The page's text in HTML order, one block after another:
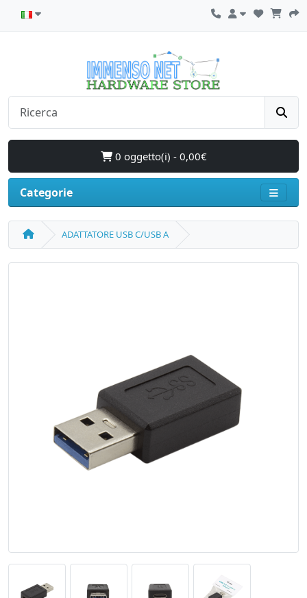
0 oggetto(i) - 0,00€
Categorie
ADATTATORE USB C/USB A